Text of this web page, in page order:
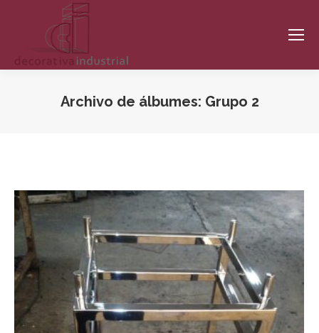
Archivo de álbumes: Grupo 2